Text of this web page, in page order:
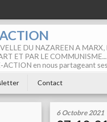
DU NAZAREEN A
ET PAR LE
ACTION en nous partageant
Contact
6 Octobre 2021